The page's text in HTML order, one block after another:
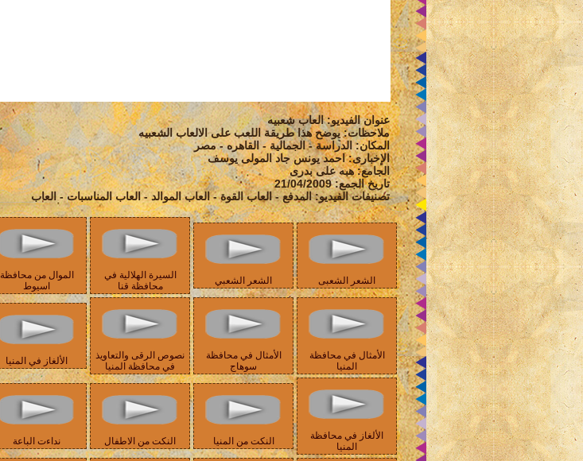
عنوان الفيديو: العاب شعبيه
ملاحظات: يوضح هذا طريقة اللعب على الالعاب الشعبيه
المكان: الدراسة - الجمالية - القاهره - مصر
الإخبارى: احمد يونس جاد المولى يوسف
الجامع: هبه على بدرى
تاريخ الجمع: 21/04/2009
تصنيفات الفيديو: المدفع - العاب القوة - العاب الموالد - العاب المناسبات - العاب
الشعر الشعبى الشعر الشعبي
السيرة الهلالية في
محافظة قنا
الموال من محافظة
اسيوط
الأمثال في محافظة
المنيا
الأمثال في محافظة
سوهاج
نصوص الرقى والتعاويذ
في محافظة المنيا
الألغاز في المنيا
الألغاز في محافظة
المنيا
النكت من المنيا النكت من الاطفال نداءت الباعة